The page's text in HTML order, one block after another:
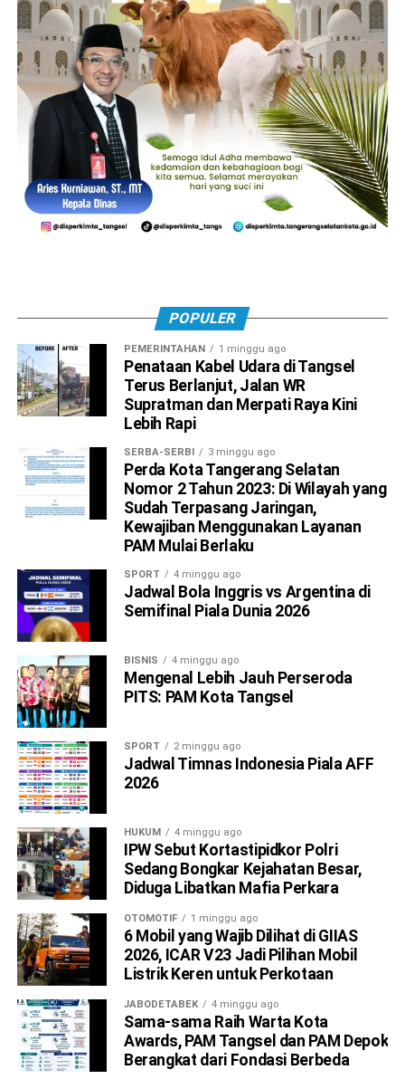
POPULER
PEMERINTAHAN 1 minggu ago
Penataan Kabel Udara di Tangsel
Terus Berlanjut, Jalan WR
Supratman dan Merpati Raya Kini
Lebih Rapi
SERBA-SERBI 3 minggu ago
Perda Kota Tangerang Selatan
Nomor 2 Tahun 2023: Di Wilayah yang
Sudah Terpasang Jaringan,
Kewajiban Menggunakan Layanan
PAM Mulai Berlaku
SPORT 4 minggu ago
Jadwal Bola Inggris vs Argentina di
Semifinal Piala Dunia 2026
BISNIS 4 minggu ago
Mengenal Lebih Jauh Perseroda
PITS: PAM Kota Tangsel
SPORT 2 minggu ago
Jadwal Timnas Indonesia Piala AFF
2026
HUKUM 4 minggu ago
IPW Sebut Kortastipidkor Polri
Sedang Bongkar Kejahatan Besar,
Diduga Libatkan Mafia Perkara
OTOMOTIF 1 minggu ago
6 Mobil yang Wajib Dilihat di GIIAS
2026, ICAR V23 Jadi Pilihan Mobil
Listrik Keren untuk Perkotaan
JABODETABEK 4 minggu ago
Sama-sama Raih Warta Kota
Awards, PAM Tangsel dan PAM Depok
Berangkat dari Fondasi Berbeda